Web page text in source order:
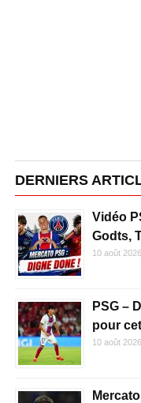
DERNIERS
Vidéo
Godts,
10 août 2026
PSG –
pour
10 août 2026